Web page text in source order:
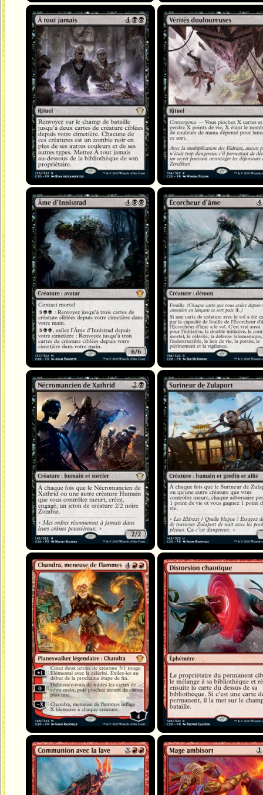
À tout jamais Vérités douloureuses
Âme d'Innistrad Écorcheur d'âme
Nécromancien de Xathrid Surineur de Zulaport
Chandra, meneuse de flammes Distorsion chaotique
Communion avec la lave Mage ambisort